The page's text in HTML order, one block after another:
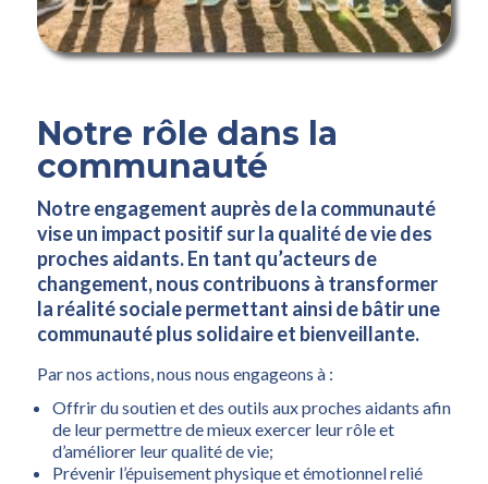
Notre rôle dans la
communauté
Notre engagement auprès de la communauté
vise un impact positif sur la qualité de vie des
proches aidants. En tant qu’acteurs de
changement, nous contribuons à transformer
la réalité sociale permettant ainsi de bâtir une
communauté plus solidaire et bienveillante.
Par nos actions, nous nous engageons à :
Offrir du soutien et des outils aux proches aidants afin
de leur permettre de mieux exercer leur rôle et
d’améliorer leur qualité de vie;
Prévenir l’épuisement physique et émotionnel relié